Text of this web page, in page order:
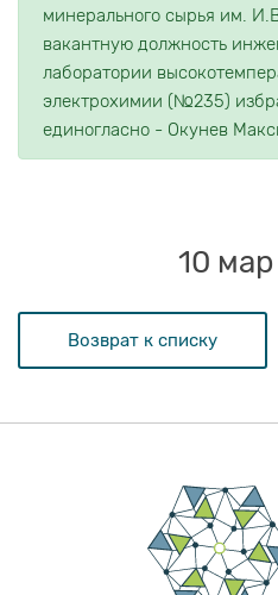
минерального сырья им.
вакантную должность
лаборатории
электрохимии (№235)
единогласно - Окунев
Возврат к списку
10